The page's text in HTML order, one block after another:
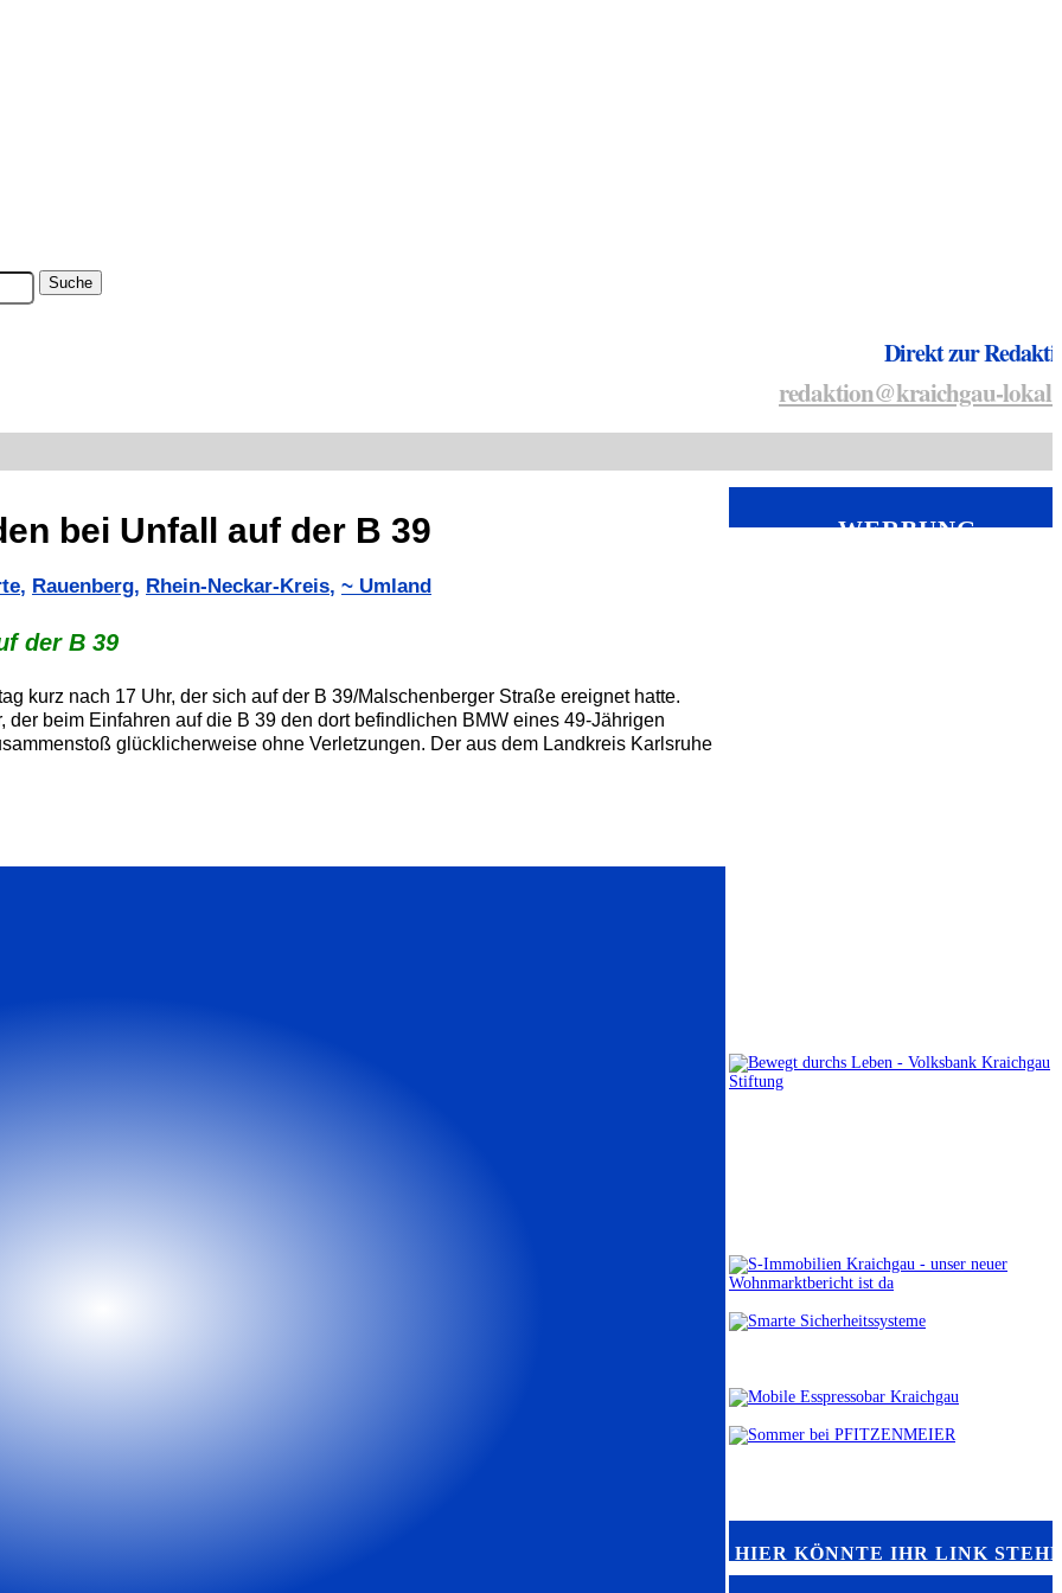
Direkt zur
redaktion@kraichgau-
bei Unfall auf der B 39
, Rauenberg, Rhein-Neckar-Kreis, ~ Umland
der B 39
kurz nach 17 Uhr, der sich auf der B 39/Malschenberger Straße ereignet hatte.
beim Einfahren auf die B 39 den dort befindlichen BMW eines 49-Jährigen
glücklicherweise ohne Verletzungen. Der aus dem Landkreis Karlsruhe
WERBUNG
HIER KÖNNTE IHR LINK